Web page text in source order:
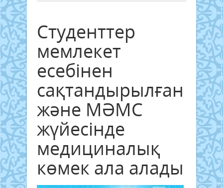
Студенттер
мемлекет
есебінен
сақтандырылған
және МӘМС
жүйесінде
медициналық
көмек ала алады